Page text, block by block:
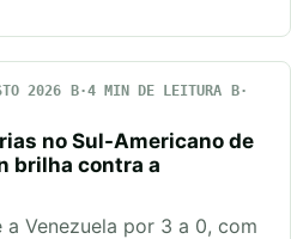
2026
4 MIN DE LEITURA
no Sul-Americano de
brilha contra a
a Venezuela por 3 a 0, com